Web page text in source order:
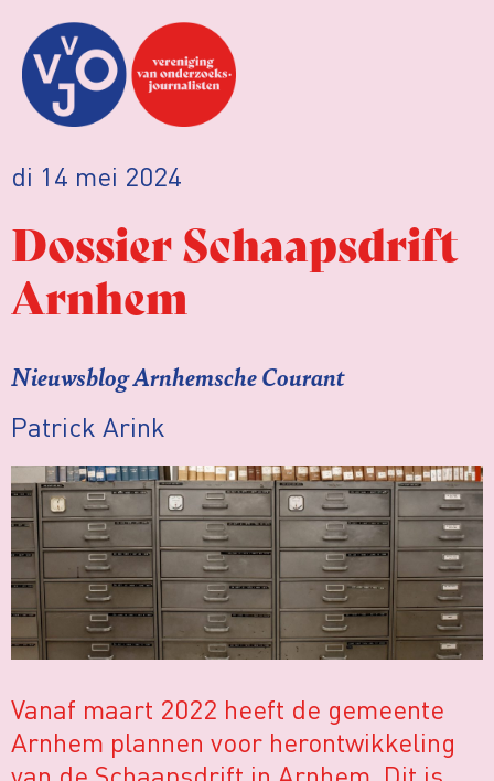
di 14 mei 2024
Dossier Schaapsdrift
Arnhem
Nieuwsblog Arnhemsche Courant
Patrick Arink
Vanaf maart 2022 heeft de gemeente
Arnhem plannen voor herontwikkeling